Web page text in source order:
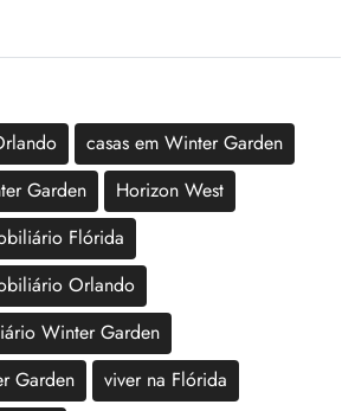
casas em Winter Garden
Garden
Horizon West
Flórida
Orlando
Winter Garden
Garden
viver na Flórida